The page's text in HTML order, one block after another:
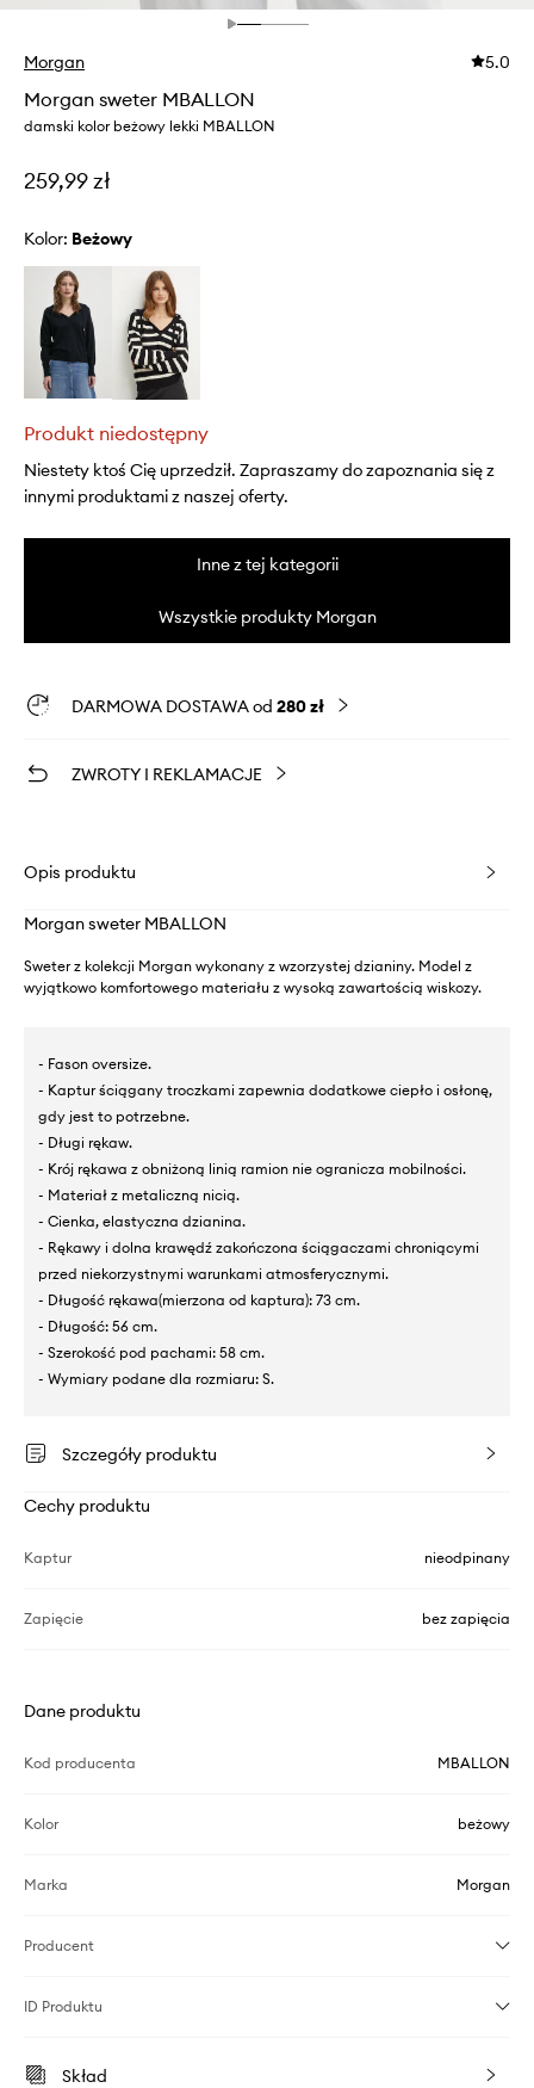
Morgan 5.0
Morgan sweter MBALLON
damski kolor beżowy lekki MBALLON
259,99 zł
Kolor: beżowy
Produkt niedostępny
Niestety ktoś Cię uprzedził. Zapraszamy do zapoznania się z
innymi produktami z naszej oferty.
Inne z tej kategorii
Wszystkie produkty Morgan
DARMOWA DOSTAWA od 280 zł
ZWROTY I REKLAMACJE
Opis produktu
Morgan sweter MBALLON
Sweter z kolekcji Morgan wykonany z wzorzystej dzianiny. Model z
wyjątkowo komfortowego materiału z wysoką zawartością wiskozy.
- Fason oversize.
- Kaptur ściągany troczkami zapewnia dodatkowe ciepło i osłonę,
gdy jest to potrzebne.
- Długi rękaw.
- Krój rękawa z obniżoną linią ramion nie ogranicza mobilności.
- Materiał z metaliczną nicią.
- Cienka, elastyczna dzianina.
- Rękawy i dolna krawędź zakończona ściągaczami chroniącymi
przed niekorzystnymi warunkami atmosferycznymi.
- Długość rękawa(mierzona od kaptura): 73 cm.
- Długość: 56 cm.
- Szerokość pod pachami: 58 cm.
- Wymiary podane dla rozmiaru: S.
Szczegóły produktu
Cechy produktu
Kaptur nieodpinany
Zapięcie bez zapięcia
Dane produktu
Kod producenta MBALLON
Kolor beżowy
Marka Morgan
Producent
ID Produktu
Skład